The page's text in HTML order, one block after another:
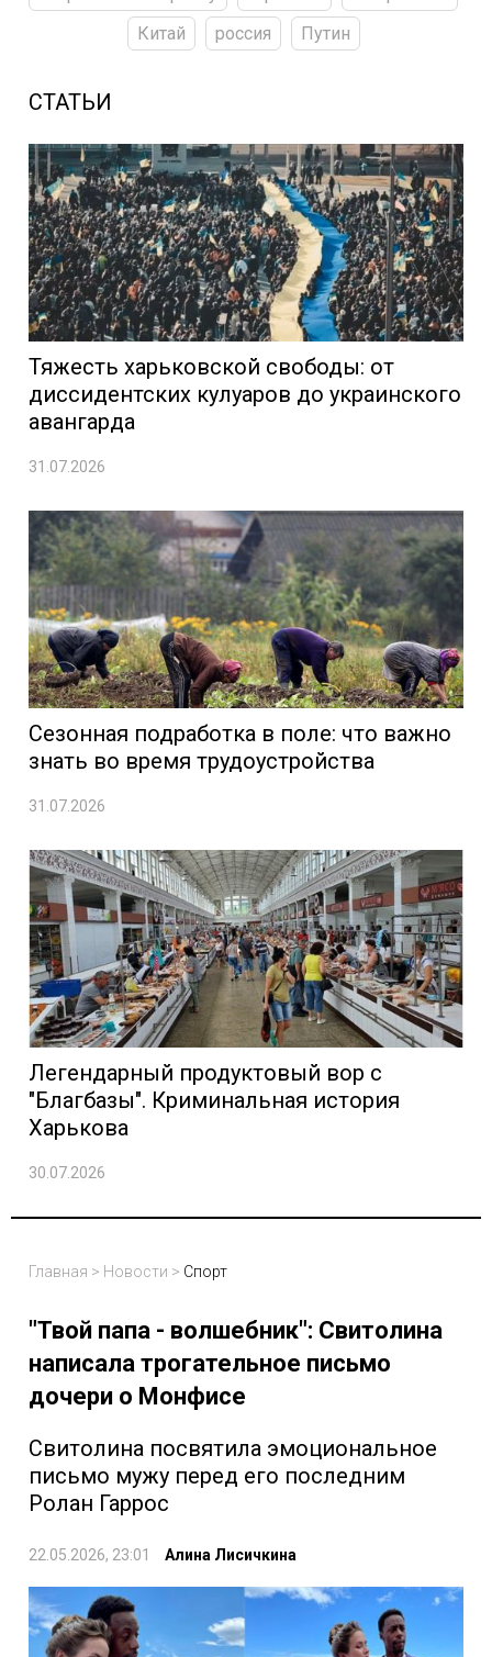
Китай
россия Путин
СТАТЬИ
Тяжесть харьковской свободы: от
диссидентских кулуаров до украинского
авангарда
31.07.2026
Сезонная подработка в поле: что важно
знать во время трудоустройства
31.07.2026
Легендарный продуктовый вор с
"Благбазы". Криминальная история
Харькова
30.07.2026
Главная > Новости > Спорт
"Твой папа - волшебник": Свитолина
написала трогательное письмо
дочери о Монфисе
Свитолина посвятила эмоциональное
письмо мужу перед его последним
Ролан Гаррос
22.05.2026, 23:01 Алина Лисичкина